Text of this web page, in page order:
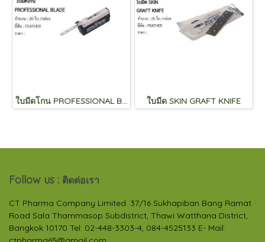
ใบมีดโกน PROFESSIONAL BLADE ใบมีด SKIN GRAFT KNIFE
Follow us : ติดต่อเรา
CT Pharma Company Limited. 37/16 Sukhapiban Bang Ramat
Road Sala Thammasop Subdistrict, Thawi Watthana District,
Bangkok 10170 Tel: 02-448-3303-4, 084-4525133 E- Mail: